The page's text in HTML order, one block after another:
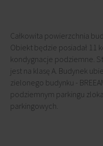
Całkowita powierzchnia
Obiekt będzie posiadał 11
kondygnacje podziemne.
jest na klasę A. Budynek
zielonego budynku -
podziemnym parkingu
parkingowych.